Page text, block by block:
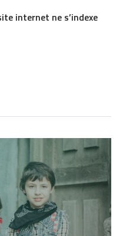
internet ne s’indexe